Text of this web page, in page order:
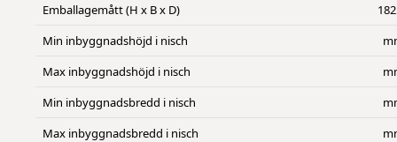
Emballagemått (H x B x D)
Min inbyggnadshöjd i nisch
Max inbyggnadshöjd i nisch
Min inbyggnadsbredd i nisch
Max inbyggnadsbredd i nisch